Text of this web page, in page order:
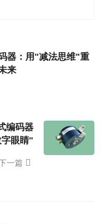
器：用"减法思维"重
来
编码器
眼睛"
一篇